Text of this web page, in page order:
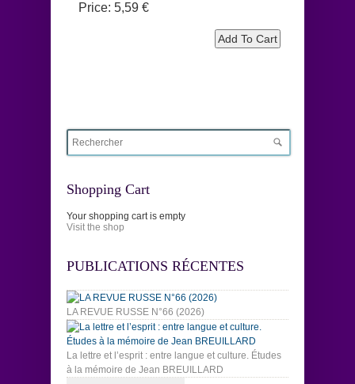
Price: 5,59 €
Shopping Cart
Your shopping cart is empty
Visit the shop
PUBLICATIONS RÉCENTES
LA REVUE RUSSE N°66 (2026)
La lettre et l’esprit : entre langue et culture. Études
à la mémoire de Jean BREUILLARD